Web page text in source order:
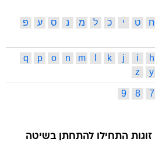
ח ט י כ ל מ נ ס ע
פ
h
i
j
k
m
n
o
p
q
y
z
7
8
9
זוגות התחילו להתחתן בשיטה